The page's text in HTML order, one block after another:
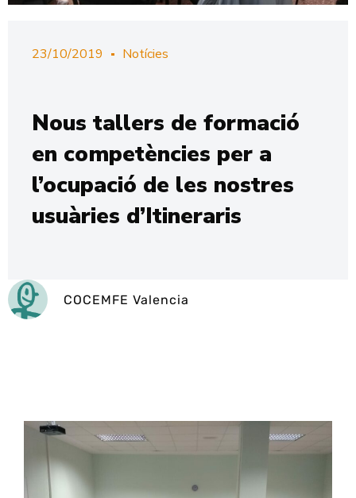
23/10/2019 Notícies
Nous tallers de formació
en competències per a
l’ocupació de les nostres
usuàries d’Itineraris
COCEMFE Valencia